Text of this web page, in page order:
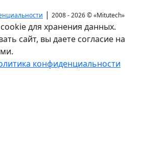
| 2008 - 2026 ©«Mitutech»
для хранения данных.
сайт, вы даете согласие на
конфиденциальности